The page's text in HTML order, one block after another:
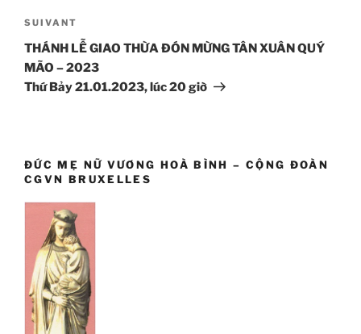
Article
suivant
SUIVANT
THÁNH LỄ GIAO THỪA ĐÓN MỪNG TÂN XUÂN QUÝ
MÃO – 2023
Thứ Bảy 21.01.2023, lúc 20 giờ
ĐỨC MẸ NỮ VƯƠNG HOÀ BÌNH – CỘNG ĐOÀN
CGVN BRUXELLES